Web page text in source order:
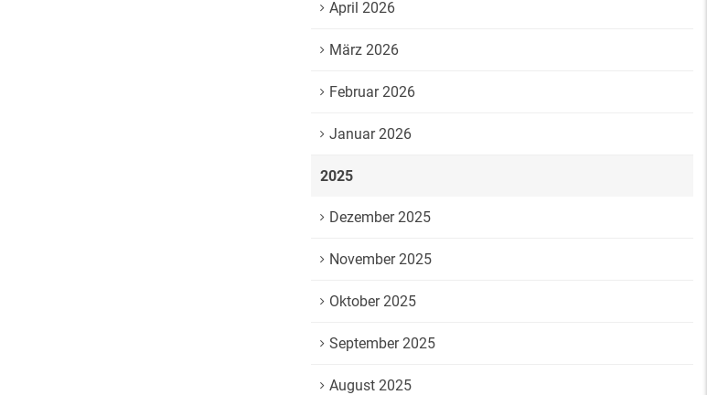
April 2026
März 2026
Februar 2026
Januar 2026
2025
Dezember 2025
November 2025
Oktober 2025
September 2025
August 2025